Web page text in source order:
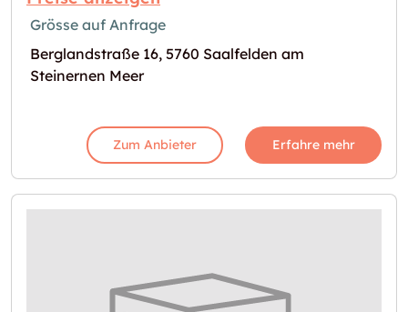
Grösse auf Anfrage
Berglandstraße 16, 5760 Saalfelden am
Steinernen Meer
Zum Anbieter Erfahre mehr